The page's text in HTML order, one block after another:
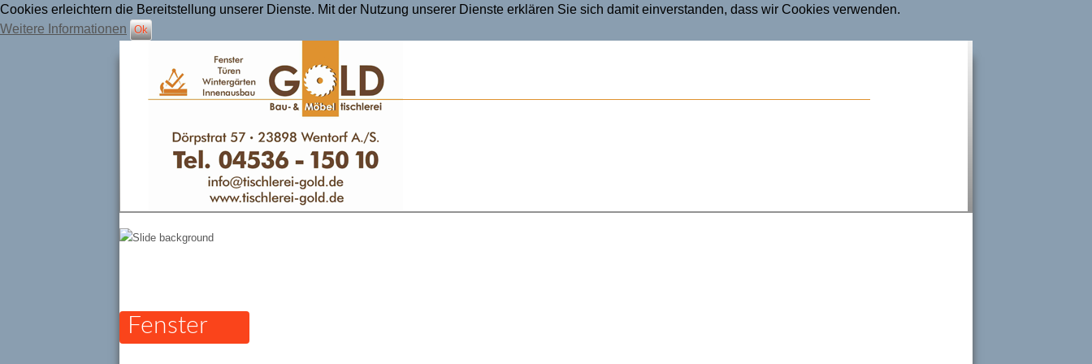
Cookies erleichtern die Bereitstellung unserer Dienste. Mit der Nutzung unserer Dienste erklären Sie sich damit einverstanden, dass wir Cookies verwenden.
Weitere Informationen
Ok
Fenster